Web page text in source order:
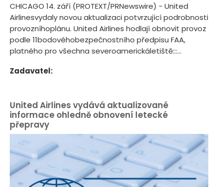
CHICAGO 14. září (PROTEXT/PRNewswire) - United
Airlinesvydaly novou aktualizaci potvrzující podrobnosti
provozníhoplánu. United Airlines hodlají obnovit provoz
podle 11bodovéhobezpečnostního předpisu FAA,
platného pro všechna severoamerickáletiště:::...
Zadavatel:
United Airlines vydává aktualizované
informace ohledně obnovení letecké
přepravy